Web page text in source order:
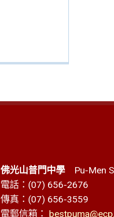
佛光山普門中學Pu-Men
電話：(07) 656-2676
傳真：(07) 656-3559
電郵信箱：